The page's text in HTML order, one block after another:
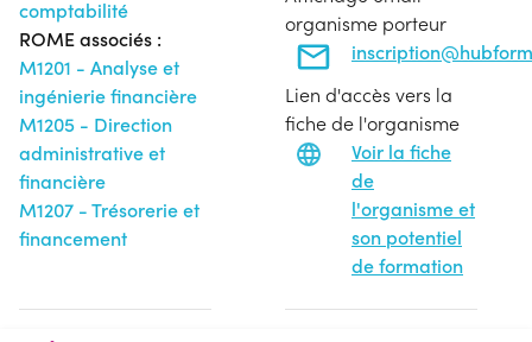
comptabilité
ROME associés :
M1201 - Analyse et
ingénierie financière
M1205 - Direction
administrative et
financière
M1207 - Trésorerie et
financement
organisme porteur
Lien d'accès vers la
fiche de l'organisme
Voir la fiche
de
l'organisme et
son potentiel
de formation